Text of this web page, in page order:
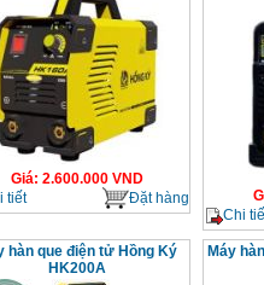
Giá: 2.600.000VND
tiết
Đặt hàng
Chi
hàn que điện tử Hồng Ký
HK200A
Máy